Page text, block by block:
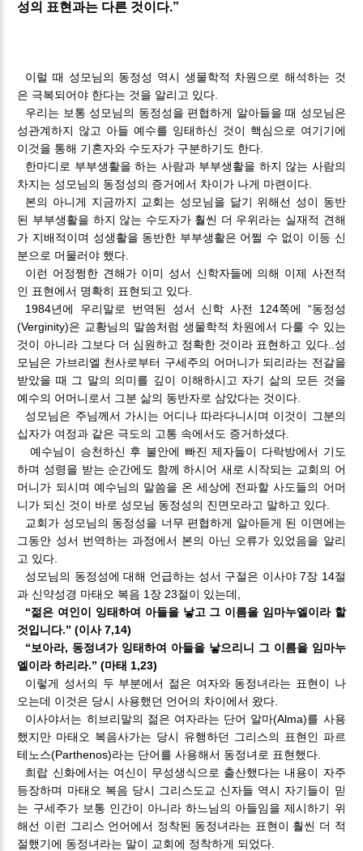
성의 표현과는 다른 것이다.”
이럴 때 성모님의 동정성 역시 생물학적 차원으로 해석하는 것
은 극복되어야 한다는 것을 알리고 있다.
우리는 보통 성모님의 동정성을 편협하게 알아들을 때 성모님은
성관계하지 않고 아들 예수를 잉태하신 것이 핵심으로 여기기에
이것을 통해 기혼자와 수도자가 구분하기도 한다.
한마디로 부부생활을 하는 사람과 부부생활을 하지 않는 사람의
차지는 성모님의 동정성의 증거에서 차이가 나게 마련이다.
본의 아니게 지금까지 교회는 성모님을 닮기 위해선 성이 동반
된 부부생활을 하지 않는 수도자가 훨씬 더 우위라는 실재적 견해
가 지배적이며 성생활을 동반한 부부생활은 어쩔 수 없이 이등 신
분으로 머물러야 했다.
이런 어정쩡한 견해가 이미 성서 신학자들에 의해 이제 사전적
인 표현에서 명확히 표현되고 있다.
1984년에 우리말로 번역된 성서 신학 사전 124쪽에 “동정성
(Verginity)은 교황님의 말씀처럼 생물학적 차원에서 다룰 수 있는
것이 아니라 그보다 더 심원하고 정확한 것이라 표현하고 있다..성
모님은 가브리엘 천사로부터 구세주의 어머니가 되리라는 전갈을
받았을 때 그 말의 의미를 깊이 이해하시고 자기 삶의 모든 것을
예수의 어머니로서 그분 삶의 동반자로 삼았다는 것이다.
성모님은 주님께서 가시는 어디나 따라다니시며 이것이 그분의
십자가 여정과 같은 극도의 고통 속에서도 증거하셨다.
예수님이 승천하신 후 불안에 빠진 제자들이 다락방에서 기도
하며 성령을 받는 순간에도 함께 하시어 새로 시작되는 교회의 어
머니가 되시며 예수님의 말씀을 온 세상에 전파할 사도들의 어머
니가 되신 것이 바로 성모님 동정성의 진면모라고 말하고 있다.
교회가 성모님의 동정성을 너무 편협하게 알아듣게 된 이면에는
그동안 성서 번역하는 과정에서 본의 아닌 오류가 있었음을 알리
고 있다.
성모님의 동정성에 대해 언급하는 성서 구절은 이사야 7장 14절
과 신약성경 마태오 복음 1장 23절이 있는데,
“젊은 여인이 잉태하여 아들을 낳고 그 이름을 임마누엘이라 할
것입니다.” (이사 7,14)
“보아라, 동정녀가 잉태하여 아들을 낳으리니 그 이름을 임마누
엘이라 하리라.” (마태 1,23)
이렇게 성서의 두 부분에서 젊은 여자와 동정녀라는 표현이 나
오는데 이것은 당시 사용했던 언어의 차이에서 왔다.
이사야서는 히브리말의 젊은 여자라는 단어 알마(Alma)를 사용
했지만 마태오 복음사가는 당시 유행하던 그리스의 표현인 파르
테노스(Parthenos)라는 단어를 사용해서 동정녀로 표현했다.
희랍 신화에서는 여신이 무성생식으로 출산했다는 내용이 자주
등장하며 마태오 복음 당시 그리스도교 신자들 역시 자기들이 믿
는 구세주가 보통 인간이 아니라 하느님의 아들임을 제시하기 위
해선 이런 그리스 언어에서 정착된 동정녀라는 표현이 훨씬 더 적
절했기에 동정녀라는 말이 교회에 정착하게 되었다.